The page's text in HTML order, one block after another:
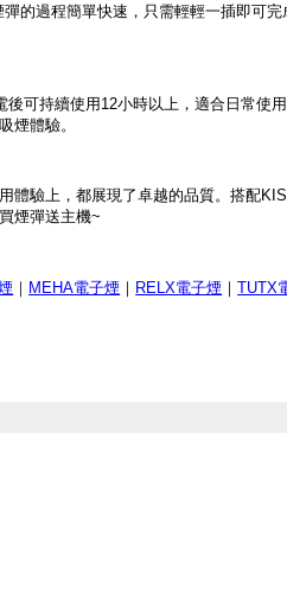
的過程簡單快速，只需輕輕一插即可
後可持續使用12小時以上，適合日常使
煙體驗。
體驗上，都展現了卓越的品質。搭配
煙彈送主機~
｜ MEHA電子煙 ｜ RELX電子煙 ｜TUTX